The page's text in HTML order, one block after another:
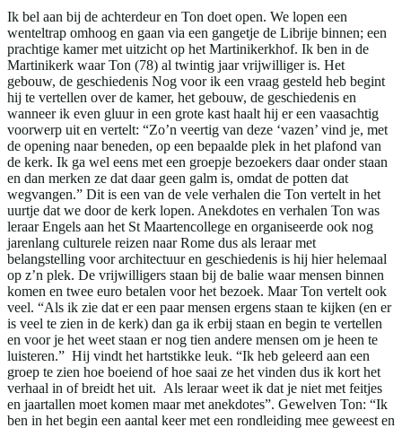
Ik bel aan bij de achterdeur en Ton doet open. We lopen een
wenteltrap omhoog en gaan via een gangetje de Librije binnen; een
prachtige kamer met uitzicht op het Martinikerkhof. Ik ben in de
Martinikerk waar Ton (78) al twintig jaar vrijwilliger is. Het
gebouw, de geschiedenis Nog voor ik een vraag gesteld heb begint
hij te vertellen over de kamer, het gebouw, de geschiedenis en
wanneer ik even gluur in een grote kast haalt hij er een vaasachtig
voorwerp uit en vertelt: “Zo’n veertig van deze ‘vazen’ vind je, met
de opening naar beneden, op een bepaalde plek in het plafond van
de kerk. Ik ga wel eens met een groepje bezoekers daar onder staan
en dan merken ze dat daar geen galm is, omdat de potten dat
wegvangen.” Dit is een van de vele verhalen die Ton vertelt in het
uurtje dat we door de kerk lopen. Anekdotes en verhalen Ton was
leraar Engels aan het St Maartencollege en organiseerde ook nog
jarenlang culturele reizen naar Rome dus als leraar met
belangstelling voor architectuur en geschiedenis is hij hier helemaal
op z’n plek. De vrijwilligers staan bij de balie waar mensen binnen
komen en twee euro betalen voor het bezoek. Maar Ton vertelt ook
veel. “Als ik zie dat er een paar mensen ergens staan te kijken (en er
is veel te zien in de kerk) dan ga ik erbij staan en begin te vertellen
en voor je het weet staan er nog tien andere mensen om je heen te
luisteren.” Hij vindt het hartstikke leuk. “Ik heb geleerd aan een
groep te zien hoe boeiend of hoe saai ze het vinden dus ik kort het
verhaal in of breidt het uit. Als leraar weet ik dat je niet met feitjes
en jaartallen moet komen maar met anekdotes”. Gewelven Ton: “Ik
ben in het begin een aantal keer met een rondleiding mee geweest en